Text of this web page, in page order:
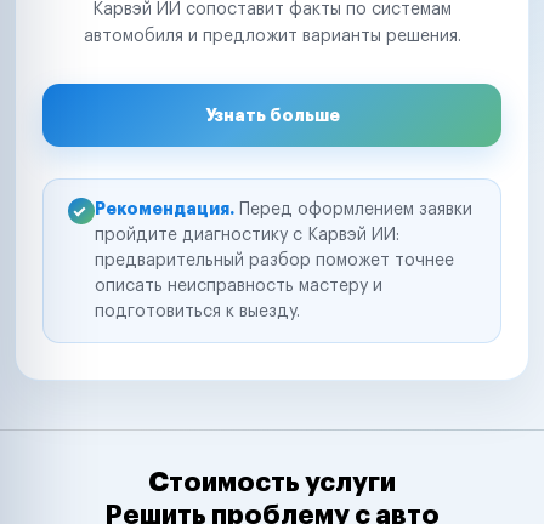
Карвэй ИИ сопоставит факты по системам
автомобиля и предложит варианты решения.
Узнать больше
Рекомендация. Перед оформлением заявки
пройдите диагностику с Карвэй ИИ:
предварительный разбор поможет точнее
описать неисправность мастеру и
подготовиться к выезду.
Стоимость услуги
Решить проблему с авто